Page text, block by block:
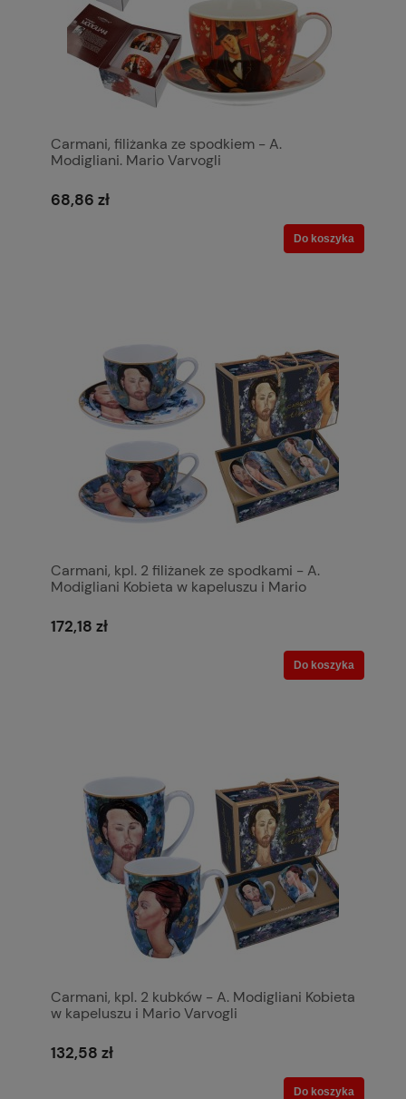
Carmani, filiżanka ze spodkiem - A.
Modigliani. Mario Varvogli
68,86 zł
Do koszyka
Carmani, kpl. 2 filiżanek ze spodkami - A.
Modigliani Kobieta w kapeluszu i Mario
172,18 zł
Do koszyka
Carmani, kpl. 2 kubków - A. Modigliani Kobieta
w kapeluszu i Mario Varvogli
132,58 zł
Do koszyka